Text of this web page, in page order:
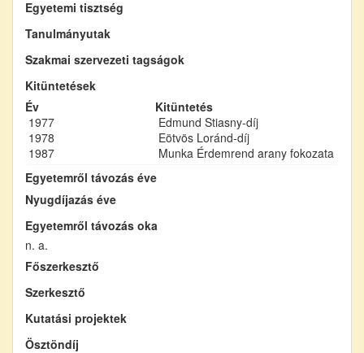
Egyetemi tisztség
Tanulmányutak
Szakmai szervezeti tagságok
Kitüntetések
Év
Kitüntetés
1977
Edmund Stiasny-díj
1978
Eötvös Loránd-díj
1987
Munka Érdemrend arany fokozata
Egyetemről távozás éve
Nyugdíjazás éve
Egyetemről távozás oka
n. a.
Főszerkesztő
Szerkesztő
Kutatási projektek
Ösztöndíj